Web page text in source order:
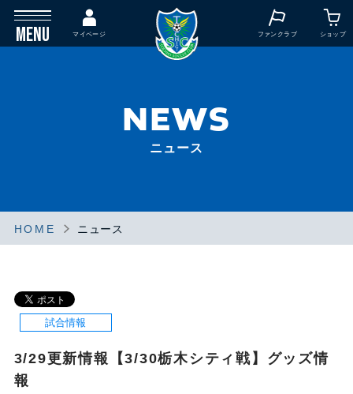
MENU マイページ ファンクラブ ショップ
NEWS
ニュース
HOME ニュース
試合情報
3/29更新情報【3/30栃木シティ戦】グッズ情
報